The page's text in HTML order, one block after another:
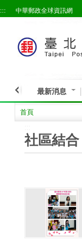
跳到主要內容區塊
::: 中華郵政全球資訊網
最新消息
首頁
社區結合